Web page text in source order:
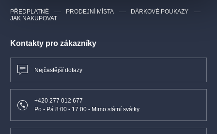
Kontakty pro zákazníky
Nejčastější dotazy
+420 277 012 677
Po - Pá 8:00 - 17:00 - Mimo státní svátky
PŘEDPLATNÉ PRODEJNÍ MÍSTA
DÁRKOVÉ POUKAZY
JAK NAKUPOVAT